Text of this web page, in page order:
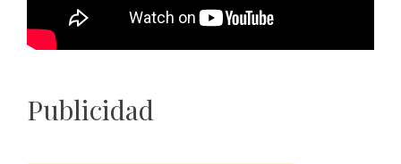
Publicidad